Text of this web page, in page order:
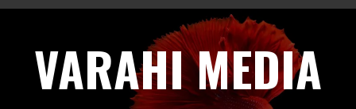
Skip
contentVARAHI MEDIA